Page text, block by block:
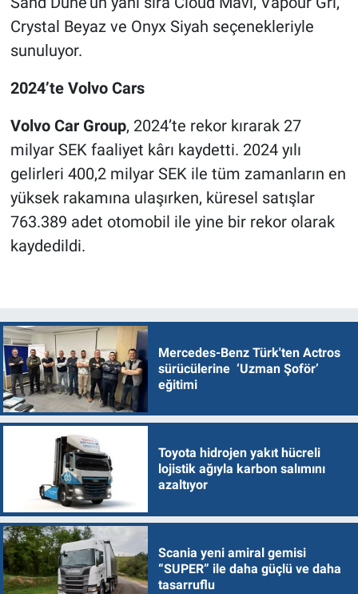
Crystal Beyaz ve Onyx Siyah seçenekleriyle
sunuluyor.
2024’te Volvo Cars
Volvo Car Group, 2024’te rekor kırarak 27
milyar SEK faaliyet kârı kaydetti. 2024 yılı
gelirleri 400,2 milyar SEK ile tüm zamanların en
yüksek rakamına ulaşırken, küresel satışlar
763.389 adet otomobil ile yine bir rekor olarak
kaydedildi.
Mercedes-Benz Türk'ten Actros
sürücülerine ‘Uzman Şoför’
eğitimi
Toyota hidrojen yakıt hücreli
lojistik ağıyla karbon salımını
azaltıyor
Scania yeni amiral gemisi
“SUPER” ile daha güçlü ve daha
tasarruflu